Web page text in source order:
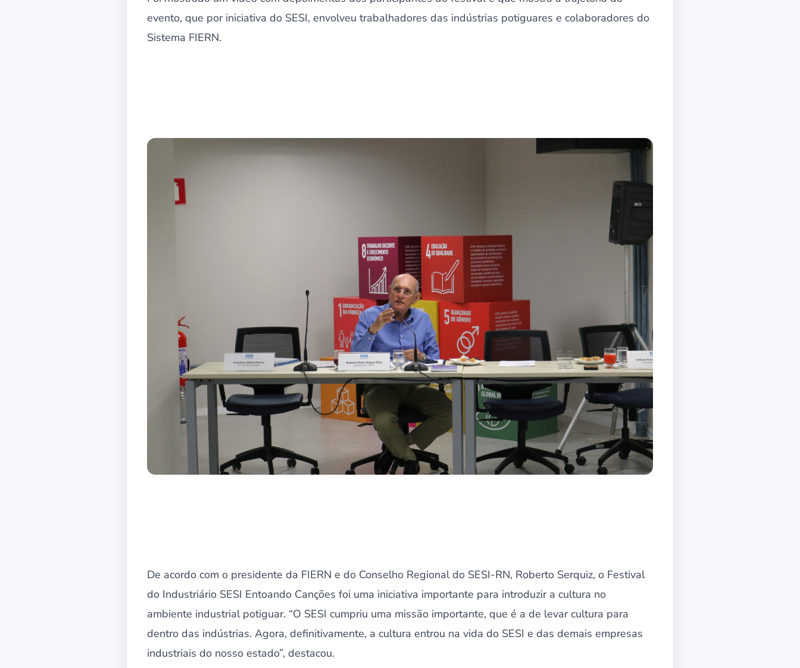
evento, que por iniciativa do SESI, envolveu trabalhadores das indústrias potiguares e colaboradores do
Sistema FIERN.
De acordo com o presidente da FIERN e do Conselho Regional do SESI-RN, Roberto Serquiz, o Festival
do Industriário SESI Entoando Canções foi uma iniciativa importante para introduzir a cultura no
ambiente industrial potiguar. “O SESI cumpriu uma missão importante, que é a de levar cultura para
dentro das indústrias. Agora, definitivamente, a cultura entrou na vida do SESI e das demais empresas
industriais do nosso estado”, destacou.